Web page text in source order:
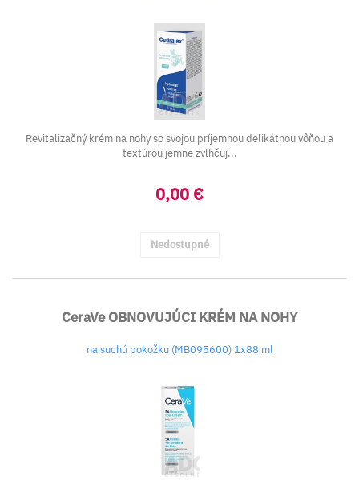
Revitalizačný krém na nohy so svojou príjemnou delikátnou vôňou a
textúrou jemne zvlhčuj...
0,00 €
Nedostupné
CeraVe OBNOVUJÚCI KRÉM NA NOHY
na suchú pokožku (MB095600) 1x88 ml